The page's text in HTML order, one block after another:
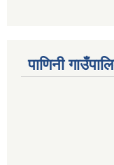
पाणिनी